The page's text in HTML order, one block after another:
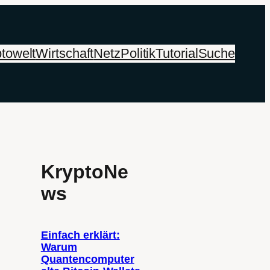
WirtschaftNetzPolitikTutorialSuche
KryptoNe
ws
Einfach erklärt:
Warum
Quantencomputer